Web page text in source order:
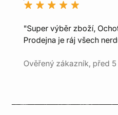
"Super výběr zboží,
Prodejna je ráj všech
Ověřený zákazník, před